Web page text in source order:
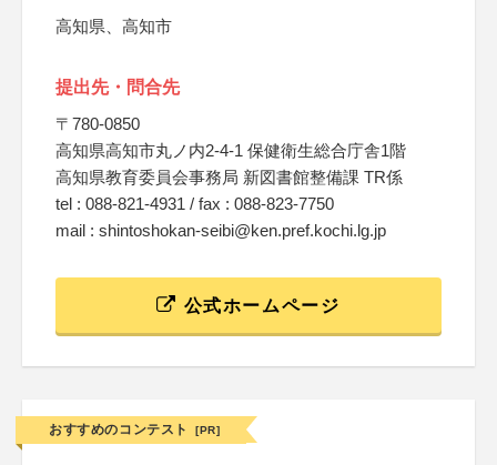
高知県、高知市
提出先・問合先
〒780-0850
高知県高知市丸ノ内2-4-1 保健衛生総合庁舎1階
高知県教育委員会事務局 新図書館整備課 TR係
tel : 088-821-4931 / fax : 088-823-7750
mail : shintoshokan-seibi@ken.pref.kochi.lg.jp
公式ホームページ
おすすめのコンテスト [PR]